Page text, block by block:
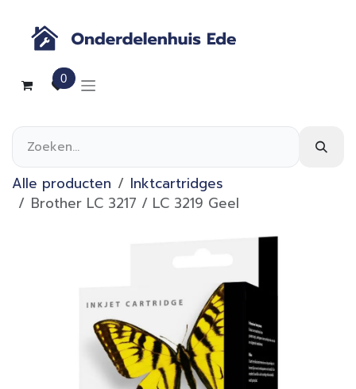
0
Alle producten
Inktcartridges
Brother LC 3217 / LC 3219 Geel